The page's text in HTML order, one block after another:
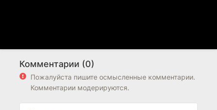
Комментарии (0)
Пожалуйста пишите осмысленные комментарии.
Комментарии модерируются.